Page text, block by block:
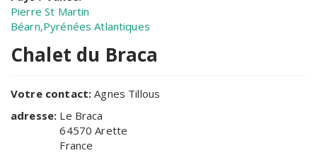
Pierre St Martin
Béarn,Pyrénées Atlantiques
Chalet du Braca
Votre contact:Agnes Tillous
adresse: Le Braca
64570 Arette
France